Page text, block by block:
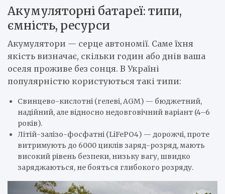
Акумуляторні батареї: типи,
ємність, ресурси
Акумулятори — серце автономії. Саме їхня
якість визначає, скільки годин або днів ваша
оселя проживе без сонця. В Україні
популярністю користуються такі типи:
Свинцево-кислотні (гелеві, AGM) — бюджетний,
надійний, але відносно недовговічний варіант (4–6
років).
Літій-залізо-фосфатні (LiFePO4) — дорожчі, проте
витримують до 6000 циклів заряд-розряд, мають
високий рівень безпеки, низьку вагу, швидко
заряджаються, не бояться глибокого розряду.